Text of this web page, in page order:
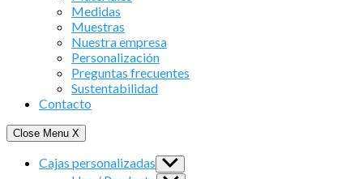
Medidas
Muestras
Nuestra empresa
Personalización
Preguntas frecuentes
Sustentabilidad
Contacto
Close Menu X
Cajas personalizadas Show
sub